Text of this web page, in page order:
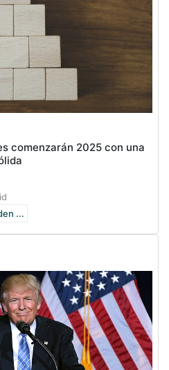
comenzarán 2025 con una
...